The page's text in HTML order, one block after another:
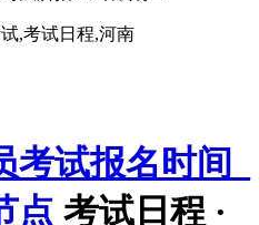
,考试日程,河南
试报名时间_
点 考试日程 ·